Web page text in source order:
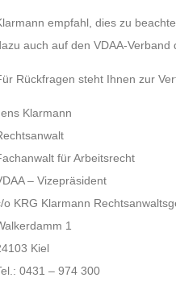
empfahl, dies zu
auch auf den VDAA-
Rückfragen steht Ihnen zur
Klarmann
für Arbeitsrecht
– Vizepräsident
o KRG Klarmann
1
Kiel
0431 – 974 300